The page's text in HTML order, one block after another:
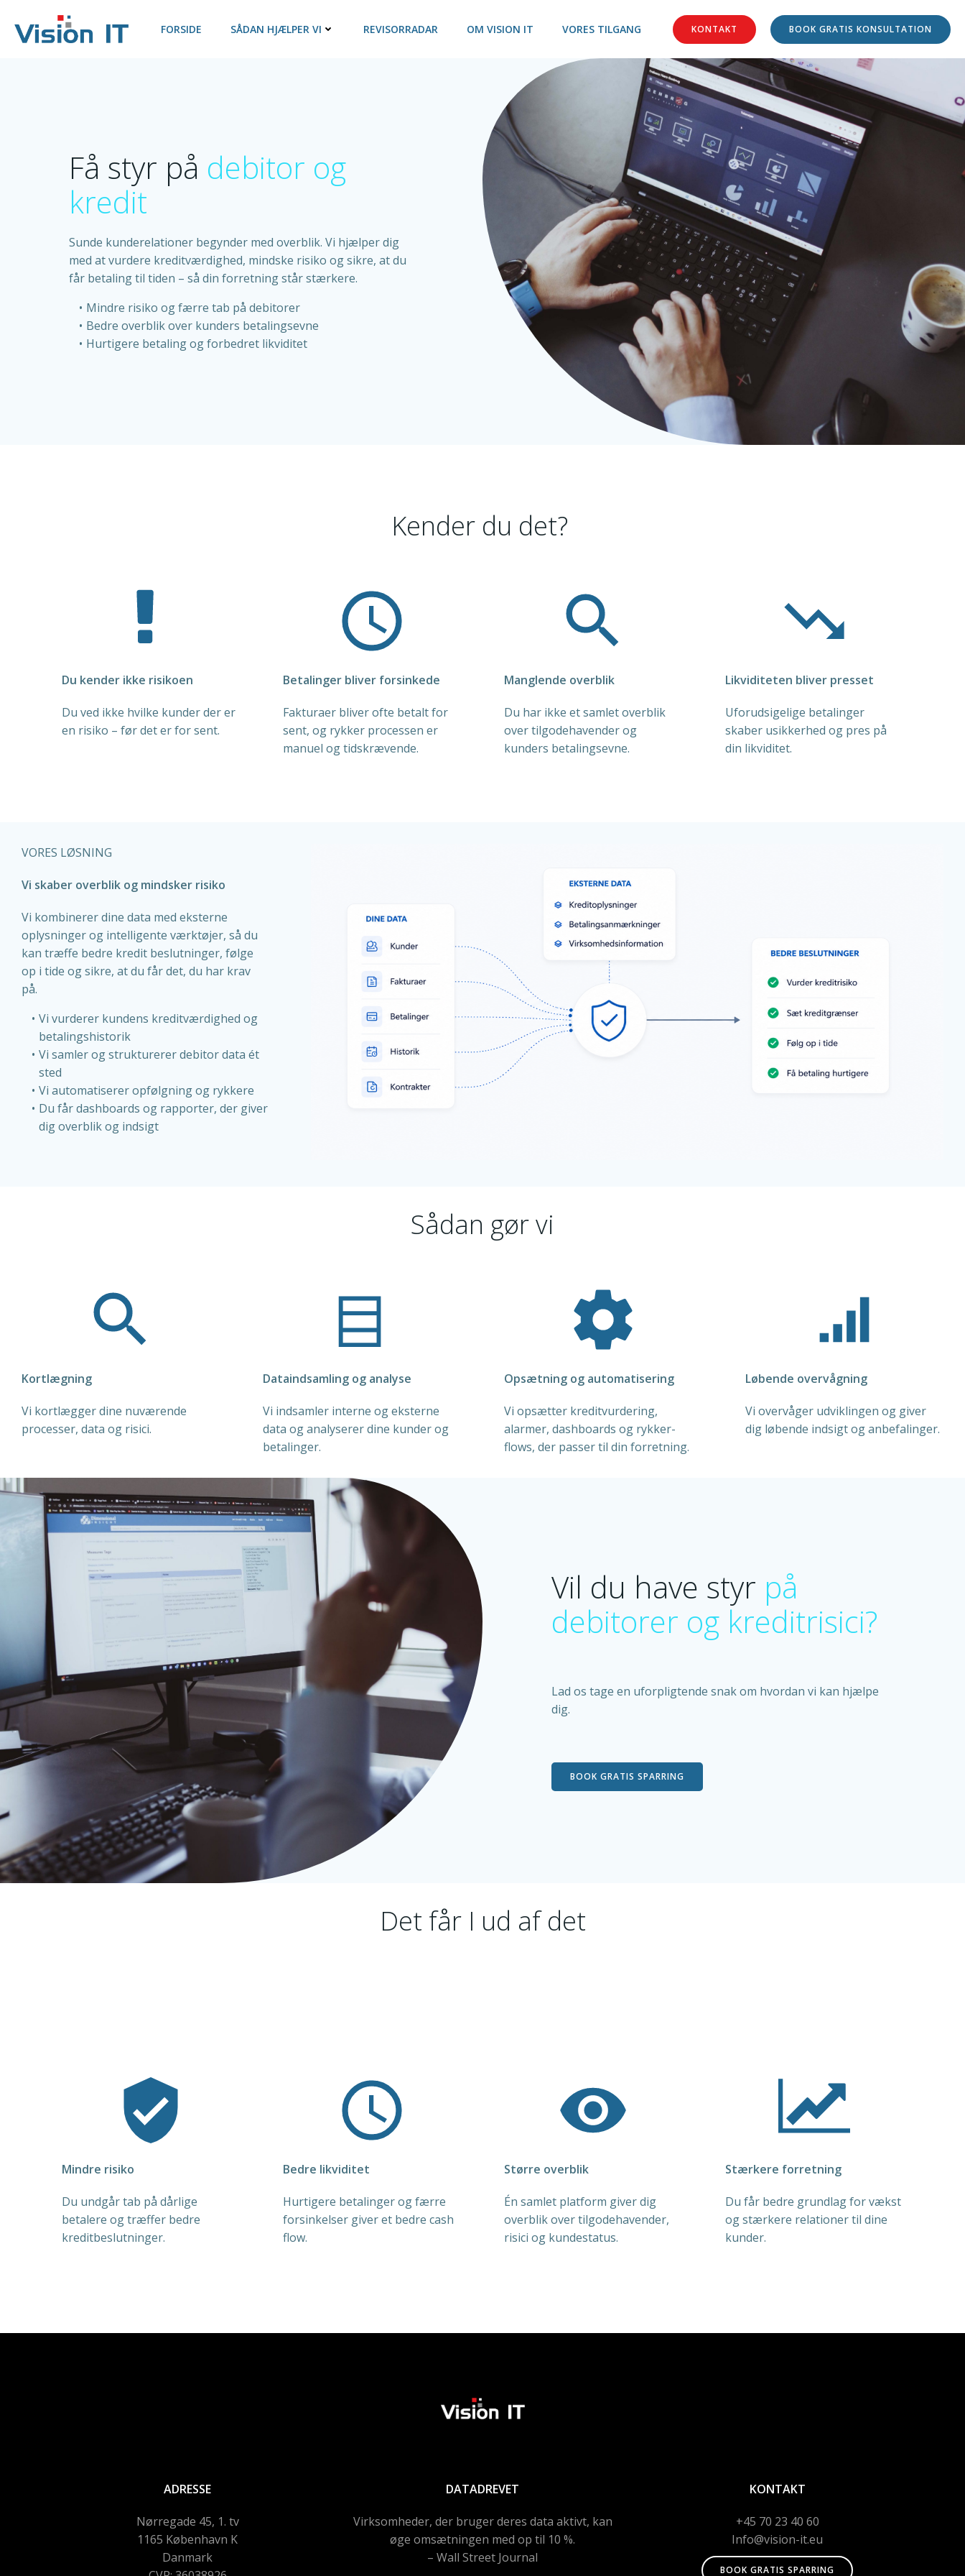
content
FORSIDE SÅDAN HJÆLPER VI REVISORRADAR OM VISION IT VORES TILGANG KONTAKT BOOK GRATIS KONSULTATION
Få styr på debitor og
kredit
Sunde kunderelationer begynder med overblik. Vi hjælper dig
med at vurdere kreditværdighed, mindske risiko og sikre, at du
får betaling til tiden – så din forretning står stærkere.
Mindre risiko og færre tab på debitorer
Bedre overblik over kunders betalingsevne
Hurtigere betaling og forbedret likviditet
Kender du det?
Du kender ikke risikoen
Du ved ikke hvilke kunder der er
en risiko – før det er for sent.
Betalinger bliver forsinkede
Fakturaer bliver ofte betalt for
sent, og rykker processen er
manuel og tidskrævende.
Manglende overblik
Du har ikke et samlet overblik
over tilgodehavender og
kunders betalingsevne.
Likviditeten bliver presset
Uforudsigelige betalinger
skaber usikkerhed og pres på
din likviditet.
VORES LØSNING
Vi skaber overblik og mindsker risiko
Vi kombinerer dine data med eksterne
oplysninger og intelligente værktøjer, så du
kan træffe bedre kredit beslutninger, følge
op i tide og sikre, at du får det, du har krav
på.
Vi vurderer kundens kreditværdighed og
betalingshistorik
Vi samler og strukturerer debitor data ét
sted
Vi automatiserer opfølgning og rykkere
Du får dashboards og rapporter, der giver
dig overblik og indsigt
Sådan gør vi
Kortlægning
Vi kortlægger dine nuværende
processer, data og risici.
Dataindsamling og analyse
Vi indsamler interne og eksterne
data og analyserer dine kunder og
betalinger.
Opsætning og automatisering
Vi opsætter kreditvurdering,
alarmer, dashboards og rykker-
flows, der passer til din forretning.
Løbende overvågning
Vi overvåger udviklingen og giver
dig løbende indsigt og anbefalinger.
Vil du have styr på
debitorer og kreditrisici?
Lad os tage en uforpligtende snak om hvordan vi kan hjælpe
dig.
BOOK GRATIS SPARRING
Det får I ud af det
Mindre risiko
Du undgår tab på dårlige
betalere og træffer bedre
kreditbeslutninger.
Bedre likviditet
Hurtigere betalinger og færre
forsinkelser giver et bedre cash
flow.
Større overblik
Én samlet platform giver dig
overblik over tilgodehavender,
risici og kundestatus.
Stærkere forretning
Du får bedre grundlag for vækst
og stærkere relationer til dine
kunder.
ADRESSE
Nørregade 45, 1. tv
1165 København K
Danmark
DATADREVET
Virksomheder, der bruger deres data aktivt, kan
øge omsætningen med op til 10 %.
– Wall Street Journal
KONTAKT
+45 70 23 40 60
Info@vision-it.eu
BOOK GRATIS SPARRING